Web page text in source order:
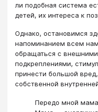
ли подобная система
детей, их интереса к
Однако, остановимся
напоминанием всем
обращаться с
подкреплениями,
принести большой
собственной
Передо мной мама